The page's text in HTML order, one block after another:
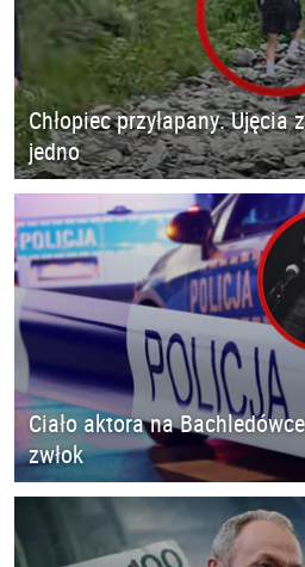
Chłopiec przyłapany.
jedno
Ciało aktora na
zwłok